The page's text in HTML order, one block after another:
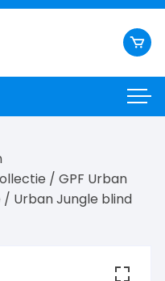
/GPF Urban
/ Urban Jungle blind